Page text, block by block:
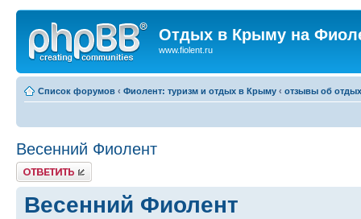
Отдых в Крыму на
www.fiolent.ru
Список форумов ‹ Фиолент: туризм и отдых в Крыму ‹ отзывы об
Весенний Фиолент
Ответить
Весенний Фиолент